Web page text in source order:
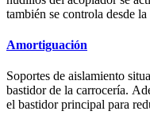
también se controla desde
Amortiguación
Soportes de aislamiento
bastidor de la carrocería.
el bastidor principal para